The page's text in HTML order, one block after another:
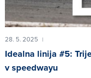
28. 5. 2025 |
Idealna linija #5:
v speedwayu